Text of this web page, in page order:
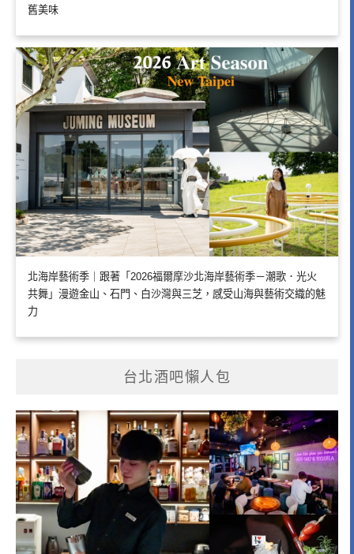
舊美味
北海岸藝術季｜跟著「2026福爾摩沙北海岸藝術季－潮歌．光火
共舞」漫遊金山、石門、白沙灣與三芝，感受山海與藝術交織的魅
力
台北酒吧懶人包